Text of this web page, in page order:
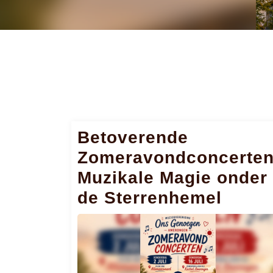
Betoverende
Muzikale Magie onder
de Sterrenhemel